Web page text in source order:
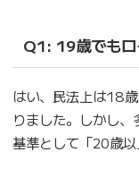
Q1: 19歳でもロ
はい、民法上は18
りました。しかし
基準として「20歳以